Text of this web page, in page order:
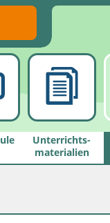
Unterrichts­
materialien